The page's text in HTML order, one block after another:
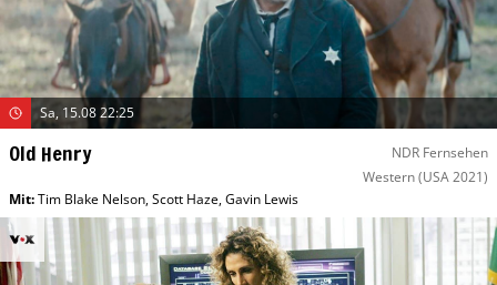
Sa, 15.08 22:25
Old Henry
NDR Fernsehen
Western(USA 2021)
Mit:Tim Blake Nelson,Scott Haze,Gavin Lewis